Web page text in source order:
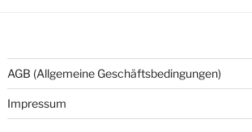
AGB (Allgemeine Geschäftsbedingungen)
Impressum